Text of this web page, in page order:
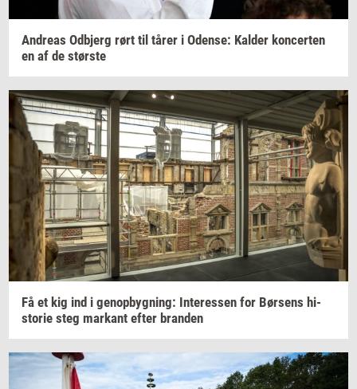
An­dreas Od­b­jerg rørt til tårer i Oden­se: Kal­der kon­cer­ten
en af de stør­ste
Få et kig ind i genop­byg­ning: In­ter­es­sen for Bør­sens hi­
sto­rie steg mar­kant efter bran­den